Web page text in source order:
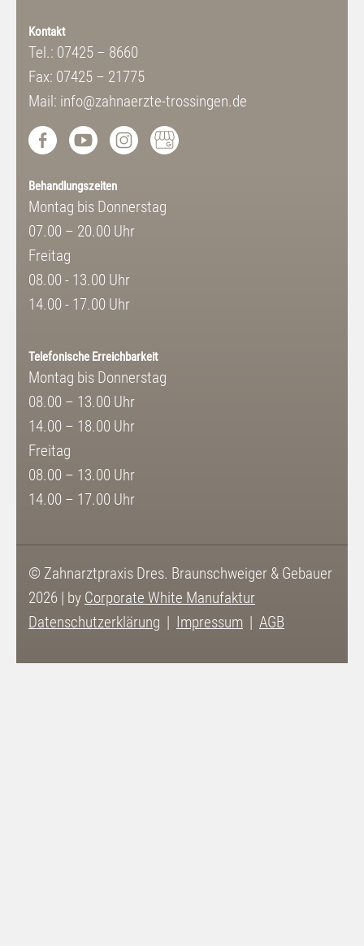
Kontakt
Tel.: 07425 – 8660
Fax: 07425 – 21775
Mail: info@zahnaerzte-trossingen.de
Behandlungszeiten
Montag bis Donnerstag
07.00 – 20.00 Uhr
Freitag
08.00 - 13.00 Uhr
14.00 - 17.00 Uhr
Telefonische Erreichbarkeit
Montag bis Donnerstag
08.00 – 13.00 Uhr
14.00 – 18.00 Uhr
Freitag
08.00 – 13.00 Uhr
14.00 – 17.00 Uhr
© Zahnarztpraxis Dres. Braunschweiger & Gebauer
2026 | by Corporate White Manufaktur
Datenschutzerklärung
Impressum AGB